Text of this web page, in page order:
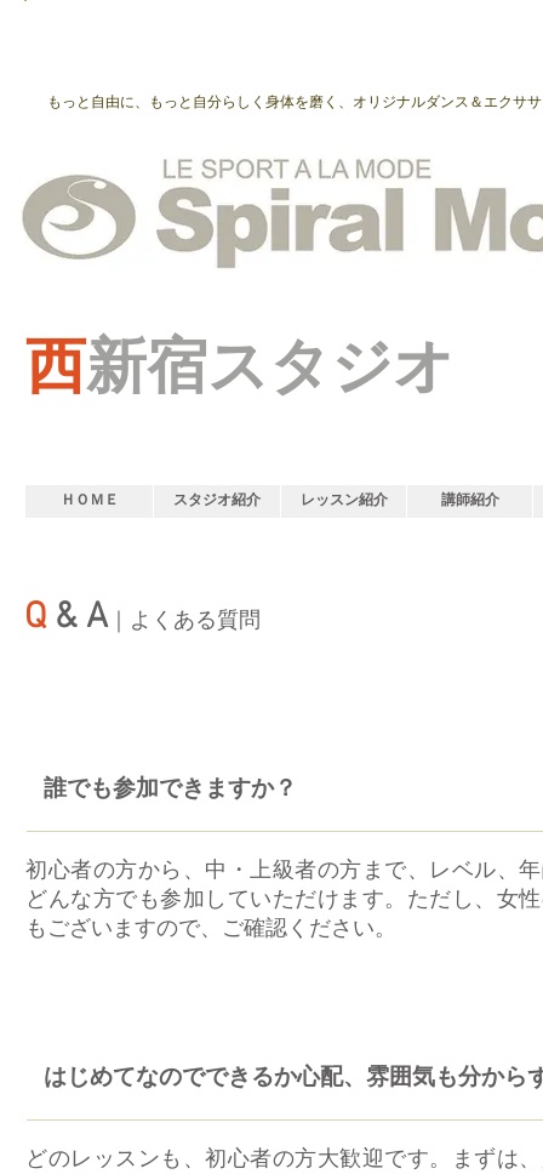
もっと自由に、もっと自分らしく身体を磨く、オリジナルダンス＆エクサ
西新宿スタジオ
ＨＯＭＥ スタジオ紹介 レッスン紹介 講師紹介
誰でも参加できますか？
初心者の方から、中・上級者の方まで、レベル、
どんな方でも参加していただけます。ただし、女
もございますので、ご確認ください。
はじめてなのでできるか心配、雰囲気も分から
どのレッスンも、初心者の方大歓迎です。まずは
Q & A​｜よくある質問